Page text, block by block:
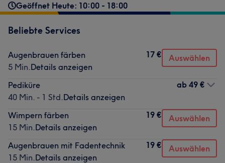
Geöffnet Heute: 10:00 - 18:00
Beliebte Services
Augenbrauen färben
5 Min.Details anzeigen
17 € Auswählen
Pediküre
40 Min. - 1 Std.Details anzeigen
ab 49 €
Wimpern färben
15 Min.Details anzeigen
19 € Auswählen
Augenbrauen mit Fadentechnik
15 Min.Details anzeigen
19 € Auswählen